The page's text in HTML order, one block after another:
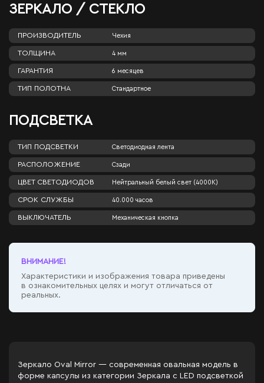
ЗЕРКАЛО / СТЕКЛО
ПРОИЗВОДИТЕЛЬ Чехия
ТОЛЩИНА 4 мм
ГАРАНТИЯ 6 месяцев
ТИП ПОЛОТНА Стандартное
ПОДСВЕТКА
ТИП ПОДСВЕТКИ Светодиодная лента
РАСПОЛОЖЕНИЕ Сзади
ЦВЕТ СВЕТОДИОДОВ Нейтральный белый свет (4000К)
СРОК СЛУЖБЫ 40.000 часов
ВЫКЛЮЧАТЕЛЬ Механическая кнопка
ВНИМАНИЕ!
Характеристики и изображения товара приведены
в ознакомительных целях и могут отличаться от
реальных.
Зеркало Oval Mirror — современная овальная модель в
форме капсулы из категории Зеркала c LED подсветкой